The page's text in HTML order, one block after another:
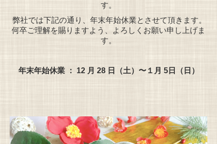
す。
弊社では下記の通り、年末年始休業とさせて頂きます。
何卒ご理解を賜りますよう、よろしくお願い申し上げま
す。
年末年始休業 ： 12 月 28 日（土）〜１月 5日（日）